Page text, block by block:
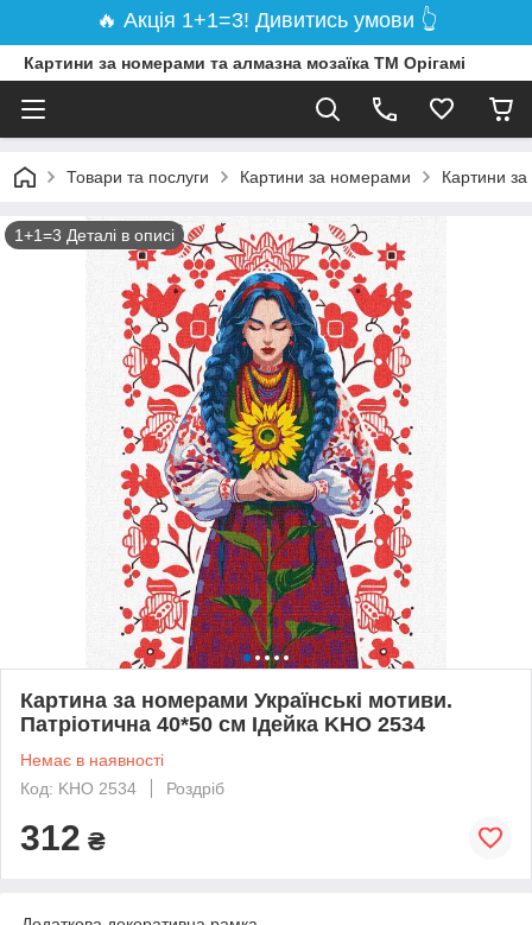
🔥 Акція 1+1=3! Дивитись умови 👆
Картини за номерами та алмазна мозаїка ТМ Орігамі
Товари та послуги Картини за номерами Картини
1+1=3 Деталі в описі
Картина за номерами Українські мотиви.
Патріотична 40*50 см Ідейка KHO 2534
Немає в наявності
Код: KHO 2534
Роздріб
312 ₴